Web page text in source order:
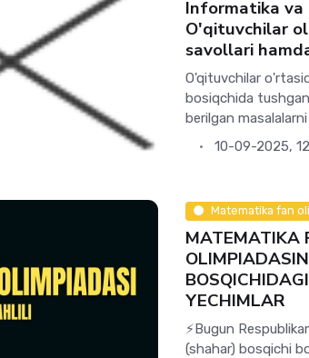
Informatika
O'qituvchilar
savollari
O'qituvchilar
bosiqchida
berilgan
10-09-2025,
Matematika fan
MATEMATIKA
YECHIMLAR
⚡️Bugun
(shahar) bosqichi